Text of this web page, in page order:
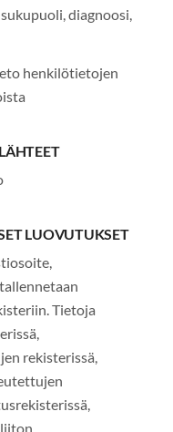
diagnoosi,
henkilötietojen
LUOVUTUKSET
Tietoja
rekisterissä,